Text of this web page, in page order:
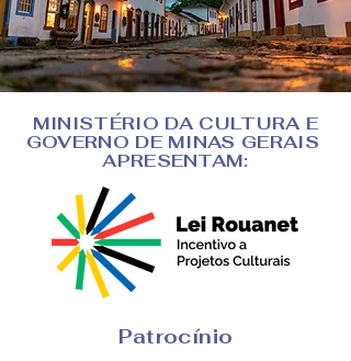
MINISTÉRIO DA CULTURA E
GOVERNO DE MINAS GERAIS
APRESENTAM:
Patrocínio